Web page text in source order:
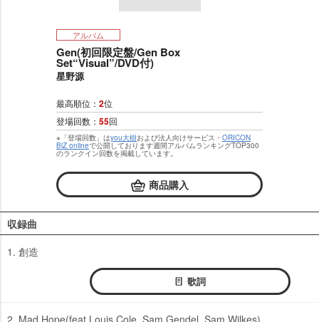
アルバム
Gen(初回限定盤/Gen Box
Set“Visual”/DVD付)
星野源
最高順位： 2位
登場回数： 55回
※「登場回数」はyou大樹および法人向けサービス・ ORICON
BiZ onlineで公開しております週間アルバムランキングTOP300
のランクイン回数を掲載しています。
商品購入
収録曲
1. 創造
歌詞